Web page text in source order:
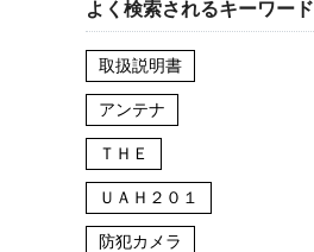
よく検索されるキーワード
取扱説明書
アンテナ
ＴＨＥ
ＵＡＨ２０１
防犯カメラ